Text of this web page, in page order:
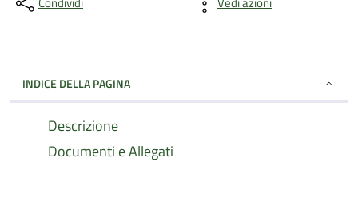
INDICE DELLA PAGINA
Descrizione
Documenti e Allegati